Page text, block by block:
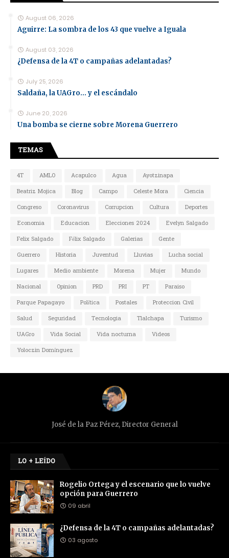
August 06, 2026
Aguirre: La sombra de los 43 que vuelve a Iguala
August 03, 2026
¿Defensa de la 4T o campañas adelantadas?
July 25, 2026
Saldaña, la UAGro... y el escándalo
June 20, 2026
Una bomba se cierne sobre Morena Guerrero
TEMAS
4T AMLO Acapulco Agua
Ayotzinapa
Beatriz Mojica
Blog Campo Celeste Mora
Ciencia
Congreso
Coronavirus Corrupcion Cultura
Deportes
Economia
Educacion Elecciones 2024
Evelyn Salgado
Felix Salgado
Félix Salgado Galerias
Gente
Guerrero
Historia Juventud Lluvias
Lucha social
Lugares
Medio ambiente Morena Mujer
Mundo
Nacional
Opinion PRD PRI PT
Paraiso
Parque Papagayo
Política Postales
Proteccion Civil
Salud
Seguridad Tecnologia Tlalchapa
Turismo
UAGro
Vida Social Vida nocturna
Videos
Yoloczin Domínguez
José de la Paz Pérez, Director General
LO + LEÍDO
Rogelio Ortega y el escenario que lo vuelve
opción para Guerrero
09 abril
¿Defensa de la 4T o campañas adelantadas?
03 agosto